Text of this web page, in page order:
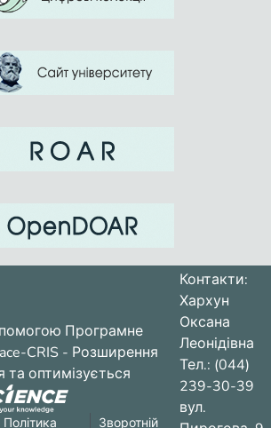
Програмне
CRIS - Розширення
та оптимізується
Політика Зворотній
Контакти:
Хархун
Оксана
Леонідівна
Тел.: (044)
239-30-39
вул.